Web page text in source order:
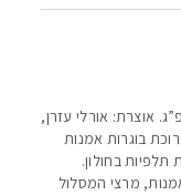
אוצרת: אורלי עזרן,
בוגרות אמנות
בחולון.
מרצי המסלול